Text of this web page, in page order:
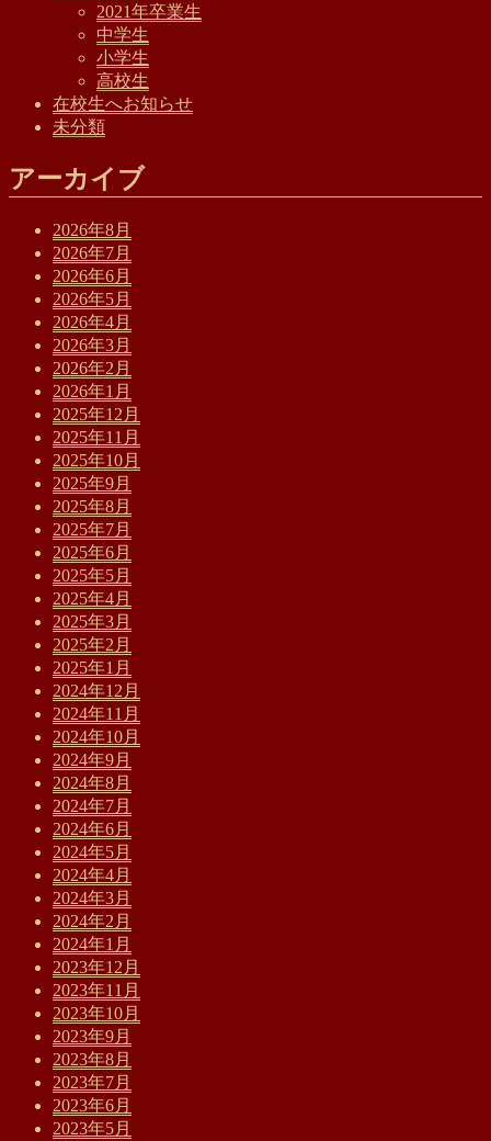
2021年卒業生
中学生
小学生
高校生
在校生へお知らせ
未分類
アーカイブ
2026年8月
2026年7月
2026年6月
2026年5月
2026年4月
2026年3月
2026年2月
2026年1月
2025年12月
2025年11月
2025年10月
2025年9月
2025年8月
2025年7月
2025年6月
2025年5月
2025年4月
2025年3月
2025年2月
2025年1月
2024年12月
2024年11月
2024年10月
2024年9月
2024年8月
2024年7月
2024年6月
2024年5月
2024年4月
2024年3月
2024年2月
2024年1月
2023年12月
2023年11月
2023年10月
2023年9月
2023年8月
2023年7月
2023年6月
2023年5月